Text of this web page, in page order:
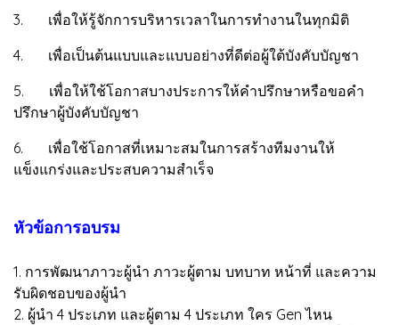
3. เพื่อให้รู้จักการบริหารเวลาในการทำงานในทุกมิติ
4. เพื่อเป็นต้นแบบและแบบอย่างที่ดีต่อผู้ใต้บังคับบัญชา
5. เพื่อให้ใช้โอกาสบางประการให้คำปรึกษาหรือขอคำ
ปรึกษาผู้บังคับบัญชา
6. เพื่อใช้โอกาสที่เหมาะสมในการสร้างทีมงานให้
แข็งแกร่งและประสบความสำเร็จ
หัวข้อการอบรม
1. การพัฒนาภาวะผู้นำ ภาวะผู้ตาม บทบาท หน้าที่ และความ
รับผิดชอบของผู้นำ
2. ผู้นำ 4 ประเภท และผู้ตาม 4 ประเภท ใคร Gen ไหน